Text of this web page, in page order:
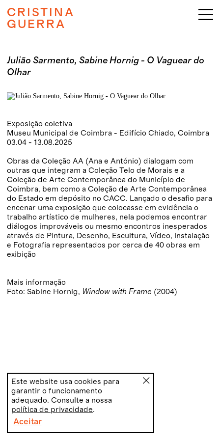
CRISTINA
GUERRA
PT EN
Este website usa cookies para
garantir o funcionamento
adequado. Consulte a nossa
política de privacidade.
Aceitar
Julião Sarmento, Sabine Hornig - O Vaguear do
Olhar
Exposição coletiva
Museu Municipal de Coimbra - Edifício Chiado, Coimbra
03.04 - 13.08.2025
Obras da Coleção AA (Ana e António) dialogam com
outras que integram a Coleção Telo de Morais e a
Coleção de Arte Contemporânea do Município de
Coimbra, bem como a Coleção de Arte Contemporânea
do Estado em depósito no CACC. Lançado o desafio para
encenar uma exposição que colocasse em evidência o
trabalho artístico de mulheres, nela podemos encontrar
diálogos improváveis ou mesmo encontros inesperados
através de Pintura, Desenho, Escultura, Vídeo, Instalação
e Fotografia representados por cerca de 40 obras em
exibição
Mais informação
Foto: Sabine Hornig, Window with Frame (2004)